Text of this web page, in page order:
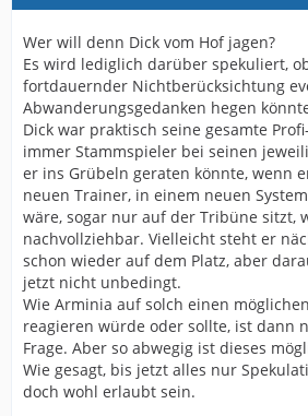
Wer will denn Dick vom Hof jagen?
Es wird lediglich darüber spekuliert,
fortdauernder Nichtberücksichtung
Abwanderungsgedanken hegen
Dick war praktisch seine gesamte
immer Stammspieler bei seinen
er ins Grübeln geraten könnte, wenn
neuen Trainer, in einem neuen
wäre, sogar nur auf der Tribüne sitzt,
nachvollziehbar. Vielleicht steht er
schon wieder auf dem Platz, aber
jetzt nicht unbedingt.
Wie Arminia auf solch einen
reagieren würde oder sollte, ist dann
Frage. Aber so abwegig ist dieses
Wie gesagt, bis jetzt alles nur
doch wohl erlaubt sein.